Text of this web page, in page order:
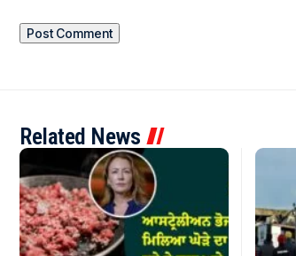
Related News